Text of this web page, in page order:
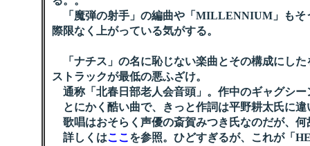
「魔弾の射手」の編曲や「MILLENNIUM」もそ
際限なく上がっている気がする。
「ナチス」の名に恥じない楽曲とその構成にし
ストラックが最低の悪ふざけ。
通称「北春日部老人会音頭」。作中のギャグシ
とにかく酷い曲で、きっと作詞は平野耕太氏に違
歌唱はおそらく声優の斎賀みつき氏なのだが、
詳しくはここ を参照。ひどすぎるが、これが「